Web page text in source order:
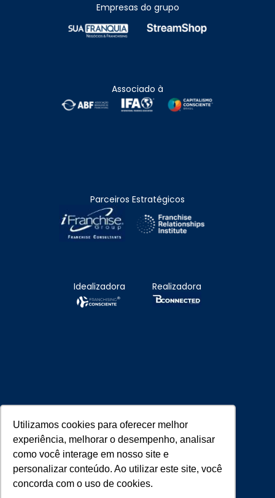
Utilizamos cookies para oferecer melhor
experiência, melhorar o desempenho, analisar
como você interage em nosso site e
personalizar conteúdo. Ao utilizar este site, você
concorda com o uso de cookies.
Empresas do grupo
Associado à
Parceiros Estratégicos
Idealizadora Realizadora
Parceiros Estratégicos